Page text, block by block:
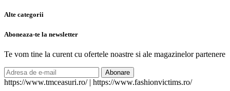
Alte categorii
Aboneaza-te la newsletter
Te vom tine la curent cu ofertele noastre si ale magazinelor partenere
Abonare
https://www.tmceasuri.ro/ | https://www.fashionvictims.ro/